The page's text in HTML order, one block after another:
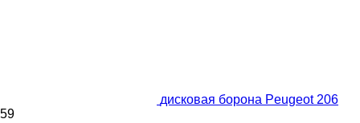
дисковая борона Peugeot 206
59